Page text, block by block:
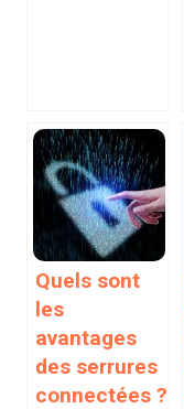
Quels sont
les
avantages
des serrures
connectées ?